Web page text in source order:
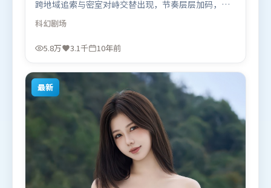
跨地域追索与密室对峙交替出现，节奏层层加码，张
力持续上扬。人物关系网复杂却不凌乱，每场对手戏
都推动信息增量。由陈凯歌执导，刘亦菲、咏梅、廖
凡，黄渤、汤姆·哈迪、李政宰等联袂出演。影片于
喜欢科幻题材的观众观看。
科幻剧场
5.8万 3.1千 10年前
最新